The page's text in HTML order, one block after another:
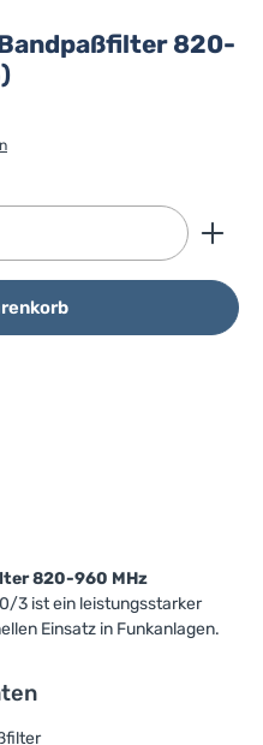
820-
gewünschten Wert ein
820-960 MHz
3 ist ein leistungsstarker
Einsatz in Funkanlagen.